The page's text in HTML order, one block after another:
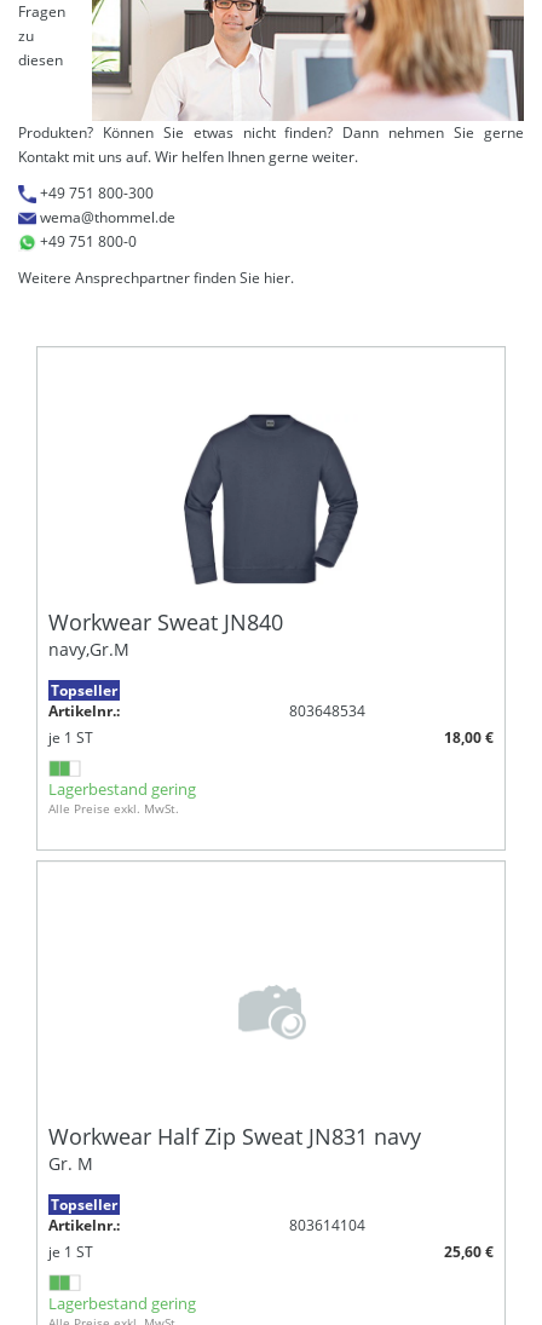
Fragen
zu
diesen
Produkten? Können Sie etwas nicht finden? Dann nehmen Sie gerne
Kontakt mit uns auf. Wir helfen Ihnen gerne weiter.
+49 751 800-300
wema@thommel.de
+49 751 800-0
Weitere Ansprechpartner finden Sie hier.
Workwear Sweat JN840
navy,Gr.M
Topseller
Artikelnr.:
803648534
je 1 ST 18,00 €
Lagerbestand gering
Alle Preise exkl. MwSt.
Workwear Half Zip Sweat JN831 navy
Gr. M
Topseller
Artikelnr.:
803614104
je 1 ST 25,60 €
Lagerbestand gering